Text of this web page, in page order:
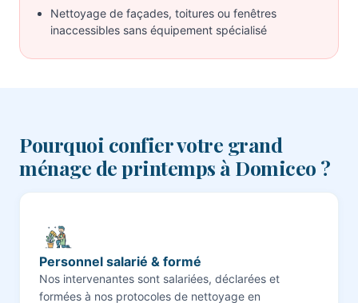
Nettoyage de façades, toitures ou fenêtres
inaccessibles sans équipement spécialisé
Pourquoi confier votre grand
ménage de printemps à Domiceo ?
Personnel salarié & formé
Nos intervenantes sont salariées, déclarées et
formées à nos protocoles de nettoyage en